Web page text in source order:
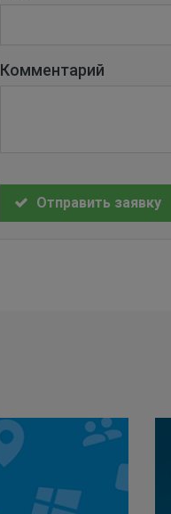
Комментарий
Отправить заявку